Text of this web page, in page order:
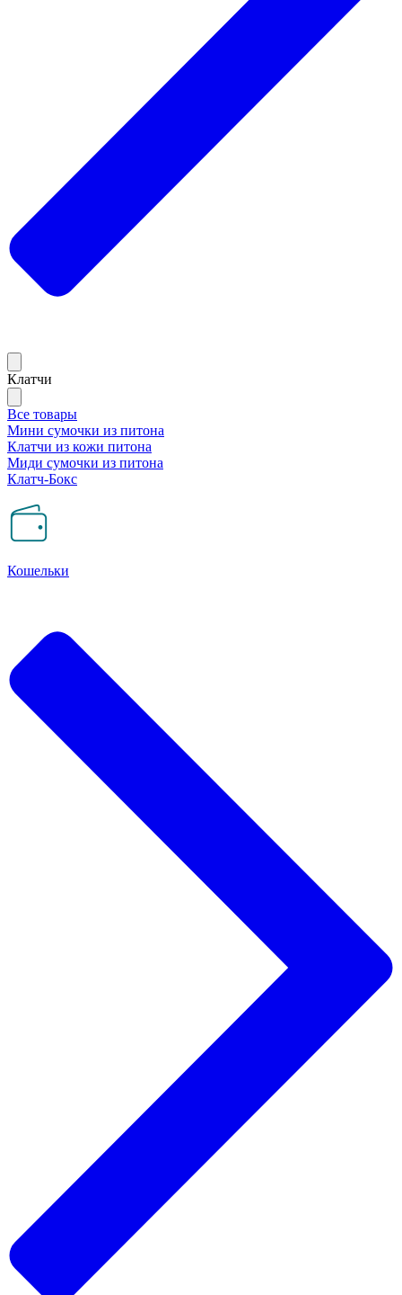
Клатчи
Все товары
Мини сумочки из питона
Клатчи из кожи питона
Миди сумочки из питона
Клатч-Бокс
Кошельки